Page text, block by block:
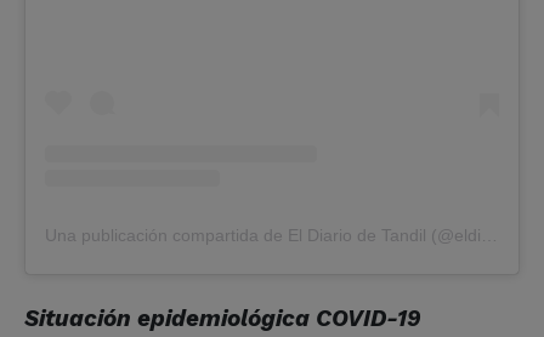
Situación epidemiológica COVID-19